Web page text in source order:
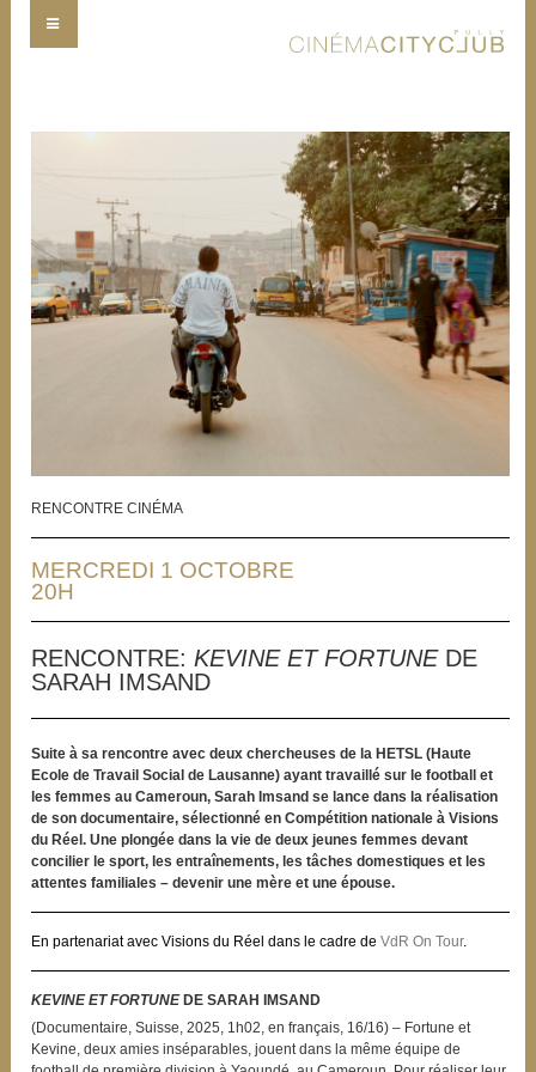
RENCONTRE CINÉMA
MERCREDI 1 OCTOBRE
20H
RENCONTRE: KEVINE ET FORTUNEDE
SARAH IMSAND
Suite à sa rencontre avec deux chercheuses de la HETSL (Haute
Ecole de Travail Social de Lausanne) ayant travaillé sur le football et
les femmes au Cameroun, Sarah Imsand se lance dans la réalisation
de son documentaire, sélectionné en Compétition nationale à Visions
du Réel. Une plongée dans la vie de deux jeunes femmes devant
concilier le sport, les entraînements, les tâches domestiques et les
attentes familiales – devenir une mère et une épouse.
En partenariat avec Visions du Réel dans le cadre de VdR On Tour.
KEVINE ET FORTUNEDE SARAH IMSAND
(Documentaire, Suisse, 2025, 1h02, en français, 16/16) – Fortune et
Kevine, deux amies inséparables, jouent dans la même équipe de